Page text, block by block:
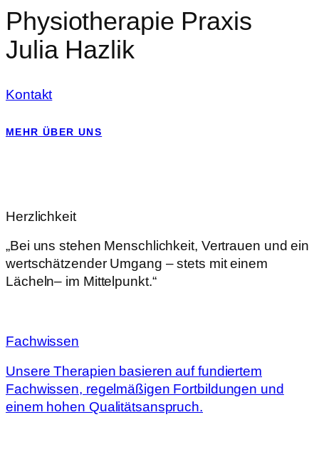
Physiotherapie Praxis
Julia Hazlik
Kontakt
MEHR ÜBER UNS
Herzlichkeit
„Bei uns stehen Menschlichkeit, Vertrauen und ein
wertschätzender Umgang – stets mit einem
Lächeln– im Mittelpunkt.“
Fachwissen
Unsere Therapien basieren auf fundiertem
Fachwissen, regelmäßigen Fortbildungen und
einem hohen Qualitätsanspruch.